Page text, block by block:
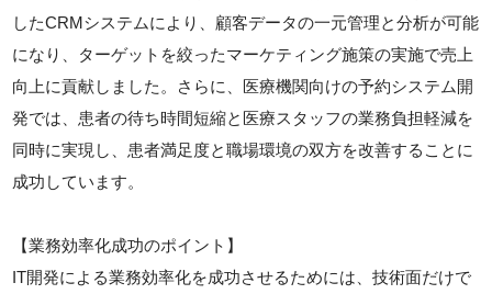
したCRMシステムにより、顧客データの一元管理と分析が可能
になり、ターゲットを絞ったマーケティング施策の実施で売上
向上に貢献しました。さらに、医療機関向けの予約システム開
発では、患者の待ち時間短縮と医療スタッフの業務負担軽減を
同時に実現し、患者満足度と職場環境の双方を改善することに
成功しています。
【業務効率化成功のポイント】
IT開発による業務効率化を成功させるためには、技術面だけで